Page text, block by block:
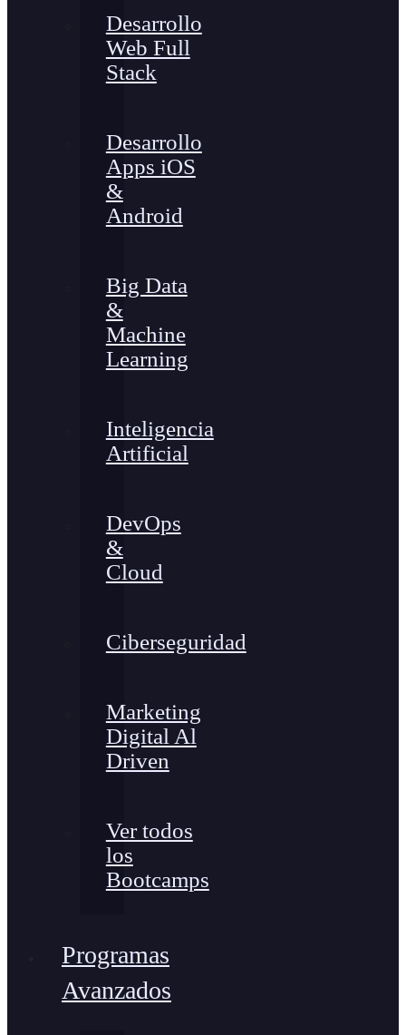
Desarrollo
Web Full
Stack
Desarrollo
Apps iOS
&
Android
Big Data
&
Machine
Learning
Inteligencia
Artificial
DevOps
&
Cloud
Ciberseguridad
Marketing
Digital Al
Driven
Ver todos
los
Bootcamps
Programas
Avanzados